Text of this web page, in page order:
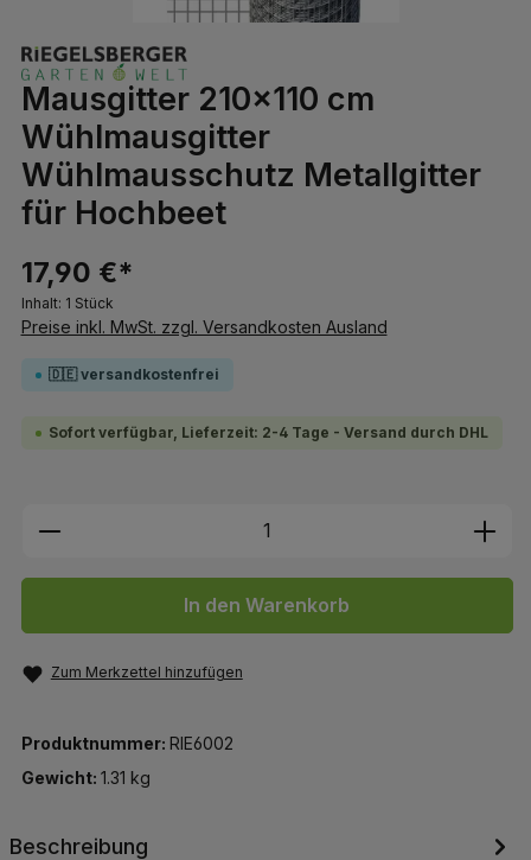
Mausgitter 210x110 cm
Wühlmausgitter
Wühlmausschutz Metallgitter
für Hochbeet
17,90 €*
Inhalt: 1 Stück
Preise inkl. MwSt. zzgl. Versandkosten Ausland
🇩🇪 versandkostenfrei
Sofort verfügbar, Lieferzeit: 2-4 Tage - Versand durch DHL
Produkt Anzahl: Gib den
In den Warenkorb
Zum Merkzettel hinzufügen
Produktnummer: RIE6002
Gewicht: 1.31 kg
Beschreibung